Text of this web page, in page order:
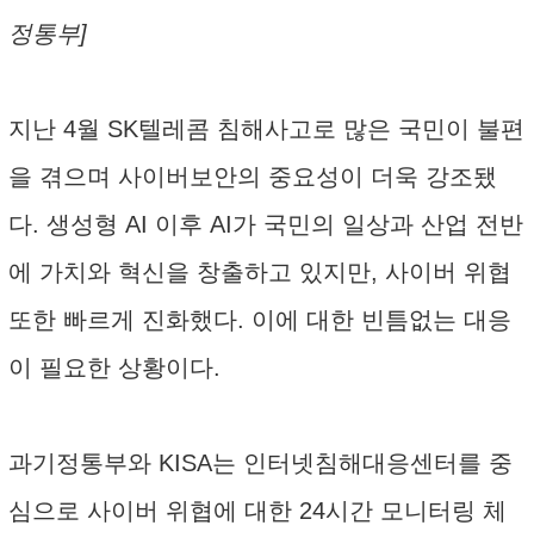
정통부]
지난 4월 SK텔레콤 침해사고로 많은 국민이 불편
을 겪으며 사이버보안의 중요성이 더욱 강조됐
다. 생성형 AI 이후 AI가 국민의 일상과 산업 전반
에 가치와 혁신을 창출하고 있지만, 사이버 위협
또한 빠르게 진화했다. 이에 대한 빈틈없는 대응
이 필요한 상황이다.
과기정통부와 KISA는 인터넷침해대응센터를 중
심으로 사이버 위협에 대한 24시간 모니터링 체